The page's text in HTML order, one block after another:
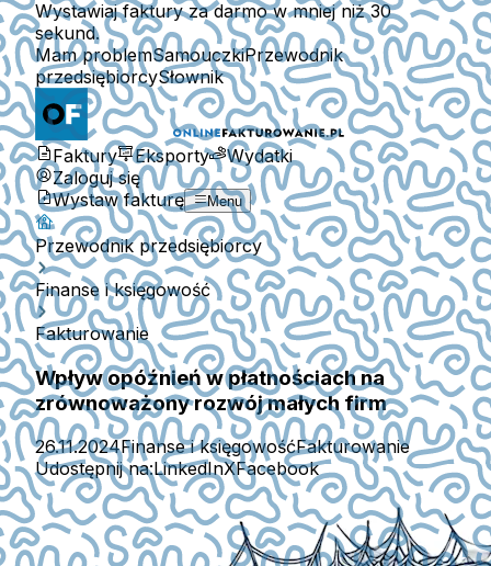
Wystawiaj faktury za darmo w mniej niż 30
sekund.
Mam problemSamouczkiPrzewodnik
przedsiębiorcySłownik
Faktury Eksporty
Wydatki
Zaloguj się
Wystaw fakturę
Menu
Przewodnik przedsiębiorcy
Finanse i księgowość
Fakturowanie
Wpływ opóźnień w płatnościach na
zrównoważony rozwój małych firm
26.11.2024Finanse i księgowośćFakturowanie
Udostępnij na:LinkedInXFacebook